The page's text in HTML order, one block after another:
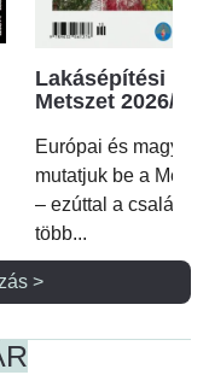
Lakásépítési
Metszet 2026/2.
Európai és magyar
mutatjuk be a
– ezúttal a családi
több...
>